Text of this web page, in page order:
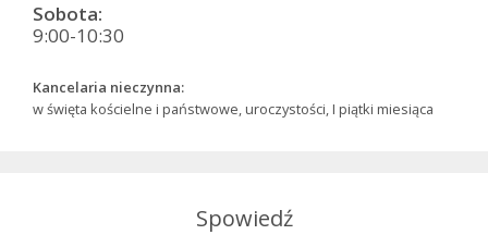
Sobota:
9:00-10:30
Kancelaria nieczynna:
w święta kościelne i państwowe, uroczystości, I piątki miesiąca
Spowiedź